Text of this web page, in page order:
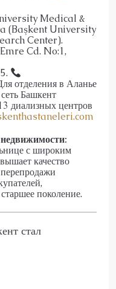
Medical &
(Başkent University
Center).
Cd. No:1,
отделения в Аланье
Башкент
диализных центров
с широким
качество
поколение.
стал